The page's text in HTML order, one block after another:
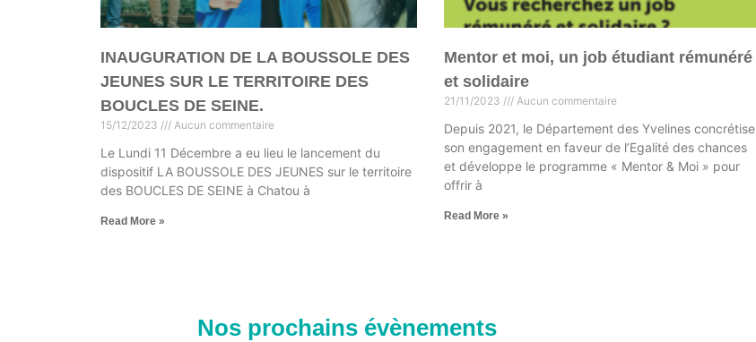
INAUGURATION DE LA BOUSSOLE DES
JEUNES SUR LE TERRITOIRE DES
BOUCLES DE SEINE.
15/12/2023 Aucun commentaire
Le Lundi 11 Décembre a eu lieu le lancement du
dispositif LA BOUSSOLE DES JEUNES sur le territoire
des BOUCLES DE SEINE à Chatou à
Read More »
Mentor et moi, un job étudiant rémunéré
et solidaire
21/11/2023 Aucun commentaire
Depuis 2021, le Département des Yvelines concrétise
son engagement en faveur de l’Egalité des chances
et développe le programme « Mentor & Moi » pour
offrir à
Read More »
Nos prochains évènements